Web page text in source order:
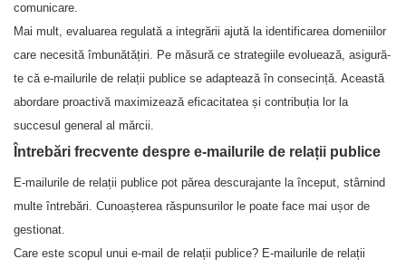
comunicare.
Mai mult, evaluarea regulată a integrării ajută la identificarea domeniilor
care necesită îmbunătățiri. Pe măsură ce strategiile evoluează, asigură-
te că e-mailurile de relații publice se adaptează în consecință. Această
abordare proactivă maximizează eficacitatea și contribuția lor la
succesul general al mărcii.
Întrebări frecvente despre e-mailurile de relații publice
E-mailurile de relații publice pot părea descurajante la început, stârnind
multe întrebări. Cunoașterea răspunsurilor le poate face mai ușor de
gestionat.
Care este scopul unui e-mail de relații publice? E-mailurile de relații